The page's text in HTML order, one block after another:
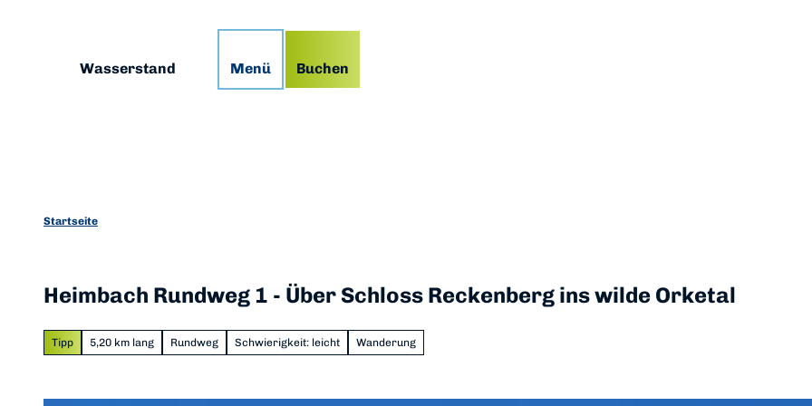
Wasserstand SucheMenü Buchen
Startseite
Heimbach Rundweg 1 - Über Schloss Reckenberg ins wilde Orketal
Tipp 5,20 km lang Rundweg Schwierigkeit: leicht Wanderung